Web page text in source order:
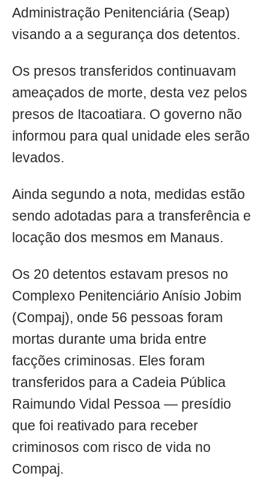
Administração Penitenciária (Seap)
visando a a segurança dos detentos.
Os presos transferidos continuavam
ameaçados de morte, desta vez pelos
presos de Itacoatiara. O governo não
informou para qual unidade eles serão
levados.
Ainda segundo a nota, medidas estão
sendo adotadas para a transferência e
locação dos mesmos em Manaus.
Os 20 detentos estavam presos no
Complexo Penitenciário Anísio Jobim
(Compaj), onde 56 pessoas foram
mortas durante uma brida entre
facções criminosas. Eles foram
transferidos para a Cadeia Pública
Raimundo Vidal Pessoa — presídio
que foi reativado para receber
criminosos com risco de vida no
Compaj.